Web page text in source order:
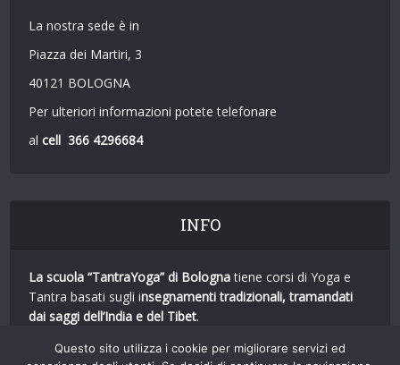
La nostra sede è in
Piazza dei Martiri, 3
40121 BOLOGNA
Per ulteriori informazioni potete telefonare
al cell 366 4296684
INFO
La scuola “TantraYoga” di Bolognatiene corsi di Yoga e
Tantra basati sugli insegnamenti tradizionali, tramandati
dai saggi dell’India e del Tibet.
Utilizziamo conoscenze e tecniche mutuate datutte le
Questo sito utilizza i cookie per migliorare servizi ed